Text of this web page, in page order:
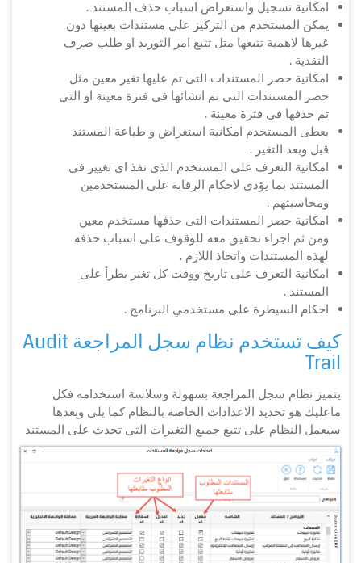
امكانية تسجيل واستعراض اسباب حذف المستند .
يمكن المستخدم من التركيز على مستندات بعينها دون
غيرها لاهمية تتبعها مثل تتبع امر التوريد او طلب صرف
النقدية .
امكانية حصر المستندات التى تم عليها تغير معين مثل
حصر المستندات التى تم انشائها فى فترة معينة او التى
تم حذفها فى فترة معينة .
يعطى المستخدم امكانية استعراض و طباعة المستند
قبل وبعد التغير .
امكانية التعرف على المستخدم الذى نفذ اى تغيير فى
المستند بما يؤدى لاحكام الرقابة على المستخدمين
ومحاسبتهم .
امكانية حصر المستندات التى حذفها مستخدم معين
ومن ثم اجراء تحقيق معه للوقوف على اسباب حذفه
لهذه المستندات واتخاذ اللازم .
امكانية التعرف على تاريخ ووقت كل تغير يطرأ على
المستند .
احكام السيطرة على مستخدمي البرنامج .
كيف تستخدم نظام سجل المراجعة Audit
Trail
يتميز نظام سجل المراجعة بسهولة وسلاسة استخدامه فكل
ماعليك هو تحديد الاعدادات الخاصة بالنظام كما يلى وبعدها
سيعمل النظام على تتبع جميع التغيرات التى تحدث على المستند